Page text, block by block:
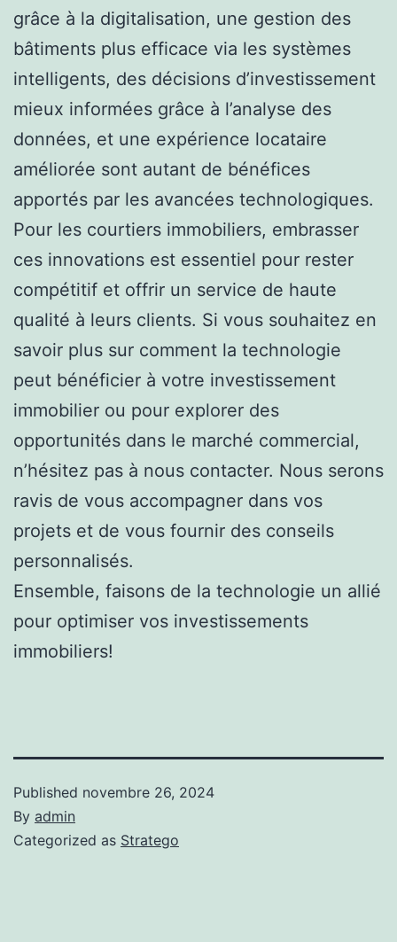
grâce à la digitalisation, une gestion des
bâtiments plus efficace via les systèmes
intelligents, des décisions d’investissement
mieux informées grâce à l’analyse des
données, et une expérience locataire
améliorée sont autant de bénéfices
apportés par les avancées technologiques.
Pour les courtiers immobiliers, embrasser
ces innovations est essentiel pour rester
compétitif et offrir un service de haute
qualité à leurs clients. Si vous souhaitez en
savoir plus sur comment la technologie
peut bénéficier à votre investissement
immobilier ou pour explorer des
opportunités dans le marché commercial,
n’hésitez pas à nous contacter. Nous serons
ravis de vous accompagner dans vos
projets et de vous fournir des conseils
personnalisés.
Ensemble, faisons de la technologie un allié
pour optimiser vos investissements
immobiliers!
Published novembre 26, 2024
By admin
Categorized as Stratego